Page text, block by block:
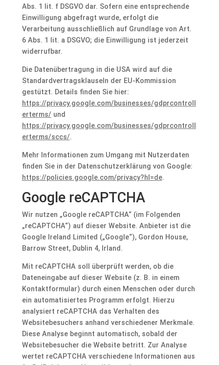
Abs. 1 lit. f DSGVO dar. Sofern eine entsprechende
Einwilligung abgefragt wurde, erfolgt die
Verarbeitung ausschließlich auf Grundlage von Art.
6 Abs. 1 lit. a DSGVO; die Einwilligung ist jederzeit
widerrufbar.
Die Datenübertragung in die USA wird auf die
Standardvertragsklauseln der EU-Kommission
gestützt. Details finden Sie hier:
https://privacy.google.com/businesses/gdprcontroll
erterms/und
https://privacy.google.com/businesses/gdprcontroll
erterms/sccs/.
Mehr Informationen zum Umgang mit Nutzerdaten
finden Sie in der Datenschutzerklärung von Google:
https://policies.google.com/privacy?hl=de.
Google reCAPTCHA
Wir nutzen „Google reCAPTCHA“ (im Folgenden
„reCAPTCHA“) auf dieser Website. Anbieter ist die
Google Ireland Limited („Google“), Gordon House,
Barrow Street, Dublin 4, Irland.
Mit reCAPTCHA soll überprüft werden, ob die
Dateneingabe auf dieser Website (z. B. in einem
Kontaktformular) durch einen Menschen oder durch
ein automatisiertes Programm erfolgt. Hierzu
analysiert reCAPTCHA das Verhalten des
Websitebesuchers anhand verschiedener Merkmale.
Diese Analyse beginnt automatisch, sobald der
Websitebesucher die Website betritt. Zur Analyse
wertet reCAPTCHA verschiedene Informationen aus